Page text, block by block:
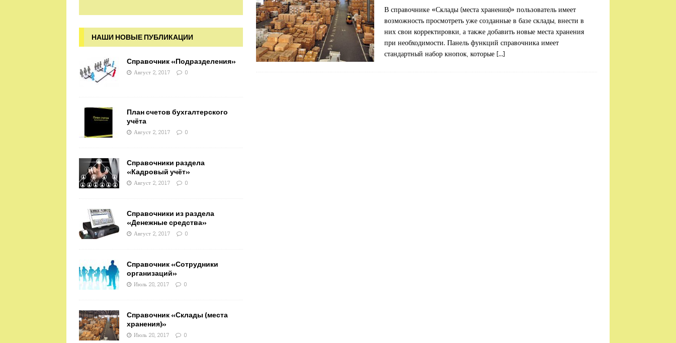
В справочнике «Склады (места хранения)» пользователь имеет
возможность просмотреть уже созданные в базе склады, внести в
них свои корректировки, а также добавить новые места хранения
при необходимости. Панель функций справочника имеет
стандартный набор кнопок, которые […]
НАШИ НОВЫЕ ПУБЛИКАЦИИ
Справочник «Подразделения»
Август 2, 2017 0
План счетов бухгалтерского
учёта
Август 2, 2017 0
Справочники раздела
«Кадровый учёт»
Август 2, 2017 0
Справочники из раздела
«Денежные средства»
Август 2, 2017 0
Справочник «Сотрудники
организаций»
Июль 28, 2017 0
Справочник «Склады (места
хранения)»
Июль 28, 2017 0